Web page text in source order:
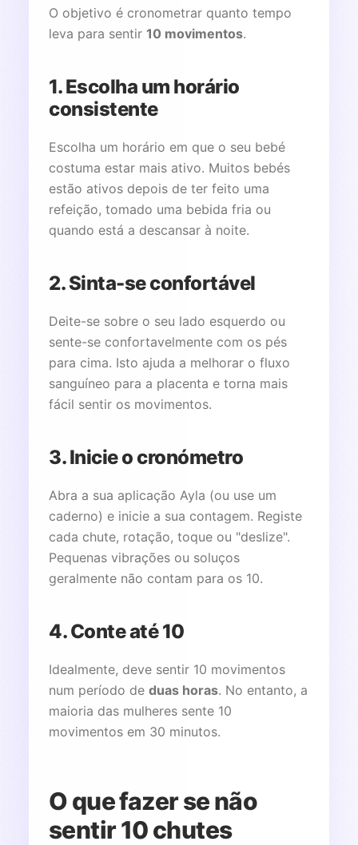
O objetivo é cronometrar quanto tempo
leva para sentir 10 movimentos.
1. Escolha um horário
consistente
Escolha um horário em que o seu bebé
costuma estar mais ativo. Muitos bebés
estão ativos depois de ter feito uma
refeição, tomado uma bebida fria ou
quando está a descansar à noite.
2. Sinta-se confortável
Deite-se sobre o seu lado esquerdo ou
sente-se confortavelmente com os pés
para cima. Isto ajuda a melhorar o fluxo
sanguíneo para a placenta e torna mais
fácil sentir os movimentos.
3. Inicie o cronómetro
Abra a sua aplicação Ayla (ou use um
caderno) e inicie a sua contagem. Registe
cada chute, rotação, toque ou "deslize".
Pequenas vibrações ou soluços
geralmente não contam para os 10.
4. Conte até 10
Idealmente, deve sentir 10 movimentos
num período de duas horas. No entanto, a
maioria das mulheres sente 10
movimentos em 30 minutos.
O que fazer se não
sentir 10 chutes